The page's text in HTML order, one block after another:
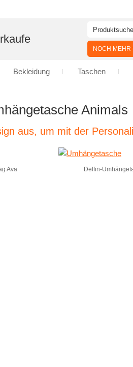
Animals
aus, um mit der
Ava Delfin-
NOCH
Bekleidung Taschen